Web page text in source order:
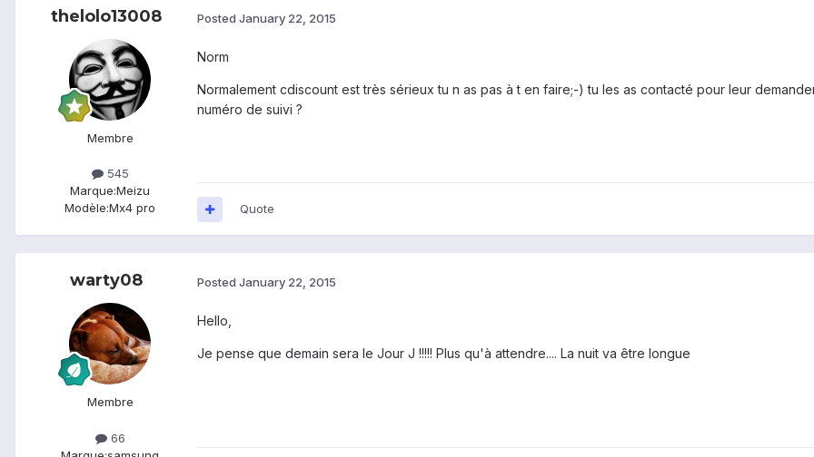
thelolo13008
Membre
545
Marque:Meizu
Modèle:Mx4 pro
Posted January 22, 2015
Norm
Normalement cdiscount est très sérieux tu n as pas à t en faire;-) tu les as contacté pour leur
numéro de suivi ?
Quote
warty08
Membre
66
Posted January 22, 2015
Hello,
Je pense que demain sera le Jour J !!!!! Plus qu'à attendre.... La nuit va être longue